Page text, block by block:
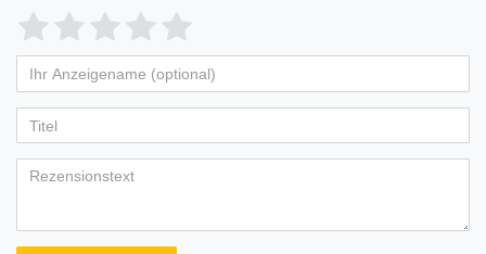
Bewertungssterne
von
5
Bewertungssternen
4
von
5
Bewertungssternen
3
von
5
Bewertungssternen
2
von
5
Bewertungssternen
1
von
5
Bewertungssternen
Anzeigename
(optional)